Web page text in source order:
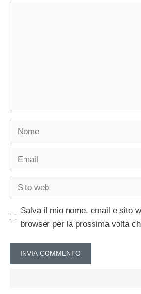
Salva il mio nome, email e sito
browser per la prossima volta